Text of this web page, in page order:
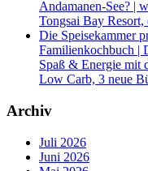
Andamanen-See? |
Tongsai Bay
Die Speisekammer
Familienkochbuch |
Spaß & Energie mit
Low Carb, 3 neue
Archiv
Juli 2026
Juni 2026